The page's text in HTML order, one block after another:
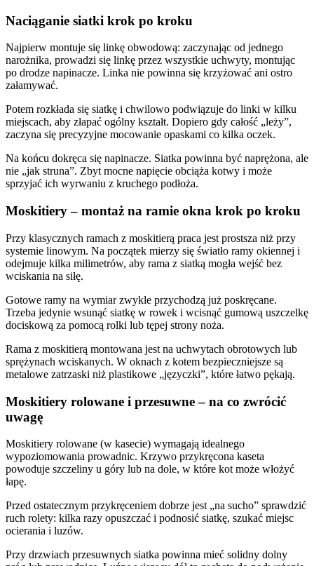
Naciąganie siatki krok po kroku
Najpierw montuje się linkę obwodową: zaczynając od jednego
narożnika, prowadzi się linkę przez wszystkie uchwyty, montując
po drodze napinacze. Linka nie powinna się krzyżować ani ostro
załamywać.
Potem rozkłada się siatkę i chwilowo podwiązuje do linki w kilku
miejscach, aby złapać ogólny kształt. Dopiero gdy całość „leży”,
zaczyna się precyzyjne mocowanie opaskami co kilka oczek.
Na końcu dokręca się napinacze. Siatka powinna być naprężona, ale
nie „jak struna”. Zbyt mocne napięcie obciąża kotwy i może
sprzyjać ich wyrwaniu z kruchego podłoża.
Moskitiery – montaż na ramie okna krok po kroku
Przy klasycznych ramach z moskitierą praca jest prostsza niż przy
systemie linowym. Na początek mierzy się światło ramy okiennej i
odejmuje kilka milimetrów, aby rama z siatką mogła wejść bez
wciskania na siłę.
Gotowe ramy na wymiar zwykle przychodzą już poskręcane.
Trzeba jedynie wsunąć siatkę w rowek i wcisnąć gumową uszczelkę
dociskową za pomocą rolki lub tępej strony noża.
Rama z moskitierą montowana jest na uchwytach obrotowych lub
sprężynach wciskanych. W oknach z kotem bezpieczniejsze są
metalowe zatrzaski niż plastikowe „języczki”, które łatwo pękają.
Moskitiery rolowane i przesuwne – na co zwrócić
uwagę
Moskitiery rolowane (w kasecie) wymagają idealnego
wypoziomowania prowadnic. Krzywo przykręcona kaseta
powoduje szczeliny u góry lub na dole, w które kot może włożyć
łapę.
Przed ostatecznym przykręceniem dobrze jest „na sucho” sprawdzić
ruch rolety: kilka razy opuszczać i podnosić siatkę, szukać miejsc
ocierania i luzów.
Przy drzwiach przesuwnych siatka powinna mieć solidny dolny